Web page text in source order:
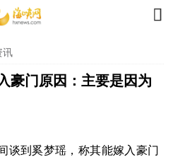

讯
豪门原因：主要是因为
谈到奚梦瑶，称其能嫁入豪门